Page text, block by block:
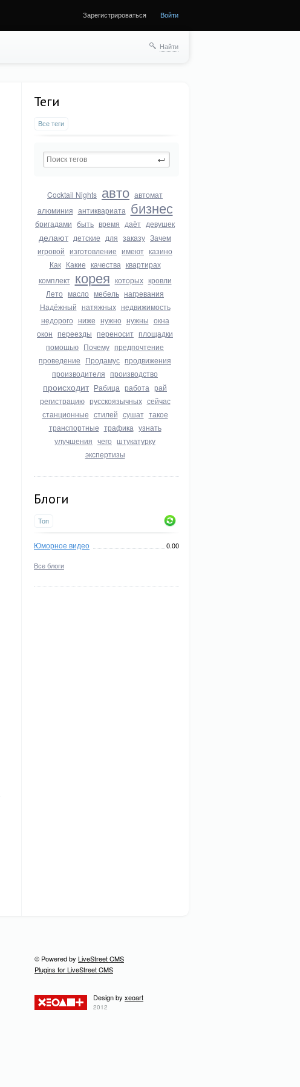
Зарегистрироваться Войти
Найти
Теги
Все теги
Cocktail Nights авто автомат
алюминия антиквариата бизнес
бригадами быть время даёт девушек
делают детские для заказу Зачем
игровой изготовление имеют казино
Как Какие качества квартирах
комплект корея которых кровли
Лето масло мебель нагревания
Надёжный натяжных недвижимость
недорого ниже нужно нужны окна
окон переезды переносит площадки
помощью Почему предпочтение
проведение Продамус продвижения
производителя производство
происходит Рабица работа рай
регистрацию русскоязычных сейчас
станционные стилей сушат такое
транспортные трафика узнать
улучшения чего штукатурку
экспертизы
Блоги
Топ
Юморное видео 0.00
Все блоги
© Powered by LiveStreet CMS
Plugins for LiveStreet CMS
Design by xeoart
2012